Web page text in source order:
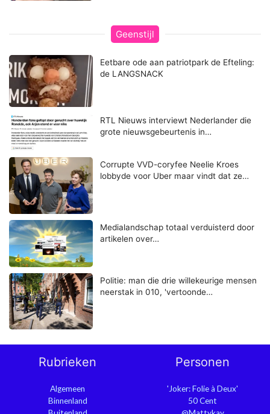
Geenstijl
Eetbare ode aan patriotpark de Efteling:
de LANGSNACK
RTL Nieuws interviewt Nederlander die
grote nieuwsgebeurtenis in…
Corrupte VVD-coryfee Neelie Kroes
lobbyde voor Uber maar vindt dat ze…
Medialandschap totaal verduisterd door
artikelen over…
Politie: man die drie willekeurige mensen
neerstak in 010, 'vertoonde…
Rubrieken
Algemeen
Binnenland
Personen
'Joker: Folie à Deux'
50 Cent